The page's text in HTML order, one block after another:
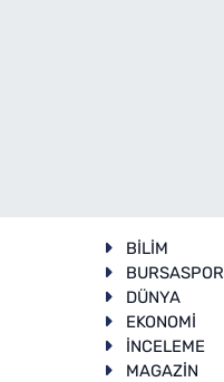
BİLİM
BURSASPOR
DÜNYA
EKONOMİ
İNCELEME
MAGAZİN